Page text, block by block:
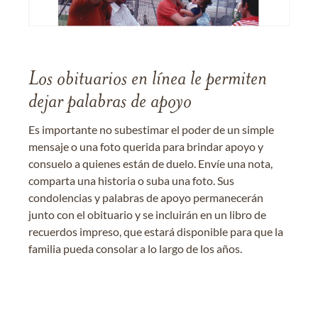
Los obituarios en línea le permiten
dejar palabras de apoyo
Es importante no subestimar el poder de un simple
mensaje o una foto querida para brindar apoyo y
consuelo a quienes están de duelo. Envíe una nota,
comparta una historia o suba una foto. Sus
condolencias y palabras de apoyo permanecerán
junto con el obituario y se incluirán en un libro de
recuerdos impreso, que estará disponible para que la
familia pueda consolar a lo largo de los años.